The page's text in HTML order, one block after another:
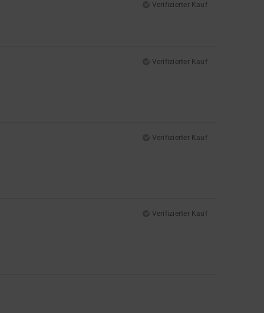
Verifizierter Kauf
Verifizierter Kauf
Verifizierter Kauf
Verifizierter Kauf